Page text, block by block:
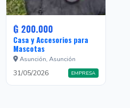
₲ 200.000
Casa y Accesorios para
Mascotas
Asunción, Asunción
31/05/2026 EMPRESA